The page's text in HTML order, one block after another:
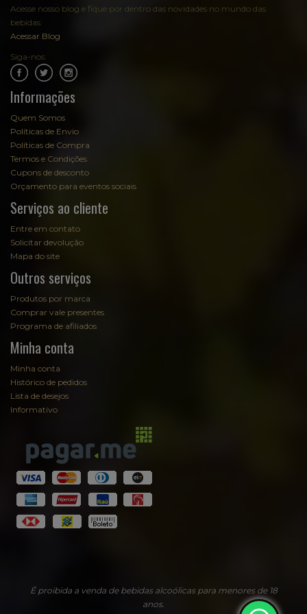
Acesse nosso blog e fique por dentro das novidades no mundo das
bebidas:
Acessar Blog
Siga-nos:
Informações
Quem Somos
Políticas de Envio
Políticas de Compra
Termos e Condições
Cupons de desconto
Orçamento para eventos sociais
Serviços ao cliente
Entre em contato
Solicitar devolução
Mapa do site
Outros serviços
Produtos por marca
Comprar vale presentes
Programa de afiliados
Minha conta
Minha conta
Histórico de pedidos
Lista de desejos
Informativo
É proibida a venda de bebidas alcoólicas para menores de 18
anos.